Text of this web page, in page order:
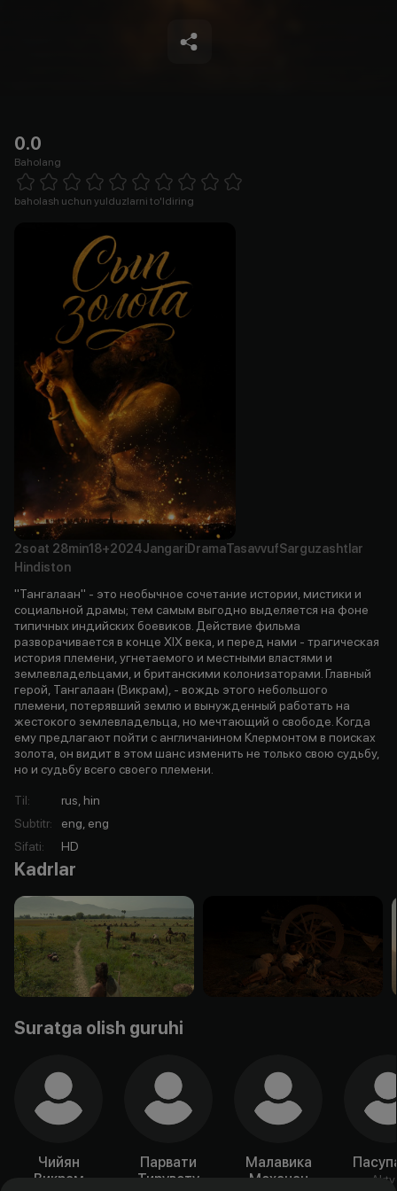
0.0
Baholang
1 Star 2 Stars 3 Stars 4 Stars5 Stars 6 Stars7 Stars8 Stars
baholash uchun yulduzlarni to'ldiring
2soat 28min18+2024JangariDramaTasavvufSarguzashtlar
Hindiston
"Тангалаан" - это необычное сочетание истории, мистики и
социальной драмы; тем самым выгодно выделяется на фоне
типичных индийских боевиков. Действие фильма
разворачивается в конце XIX века, и перед нами - трагическая
история племени, угнетаемого и местными властями и
землевладельцами, и британскими колонизаторами. Главный
герой, Тангалаан (Викрам), - вождь этого небольшого
племени, потерявший землю и вынужденный работать на
жестокого землевладельца, но мечтающий о свободе. Когда
ему предлагают пойти с англичанином Клермонтом в поисках
золота, он видит в этом шанс изменить не только свою судьбу,
но и судьбу всего своего племени.
Til:
rus, hin
Subtitr:
eng, eng
Sifati: HD
Kadrlar
Suratga olish guruhi
Чийян
Викрам
Парвати
Тирувоту
Малавика
Моханан